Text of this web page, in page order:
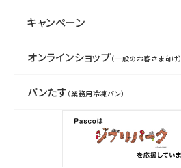
キャンペーン
オンラインショップ（一般のお客さま向け）
パンたす （業務用冷凍パン）